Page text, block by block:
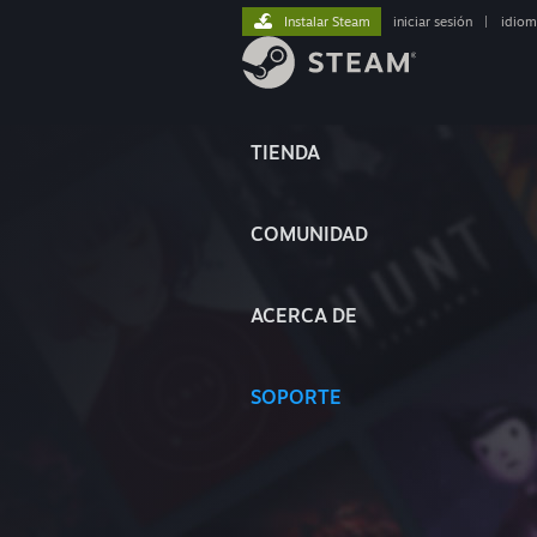
TIENDA
COMUNIDAD
ACERCA DE
SOPORTE
Instalar Steam iniciar sesión